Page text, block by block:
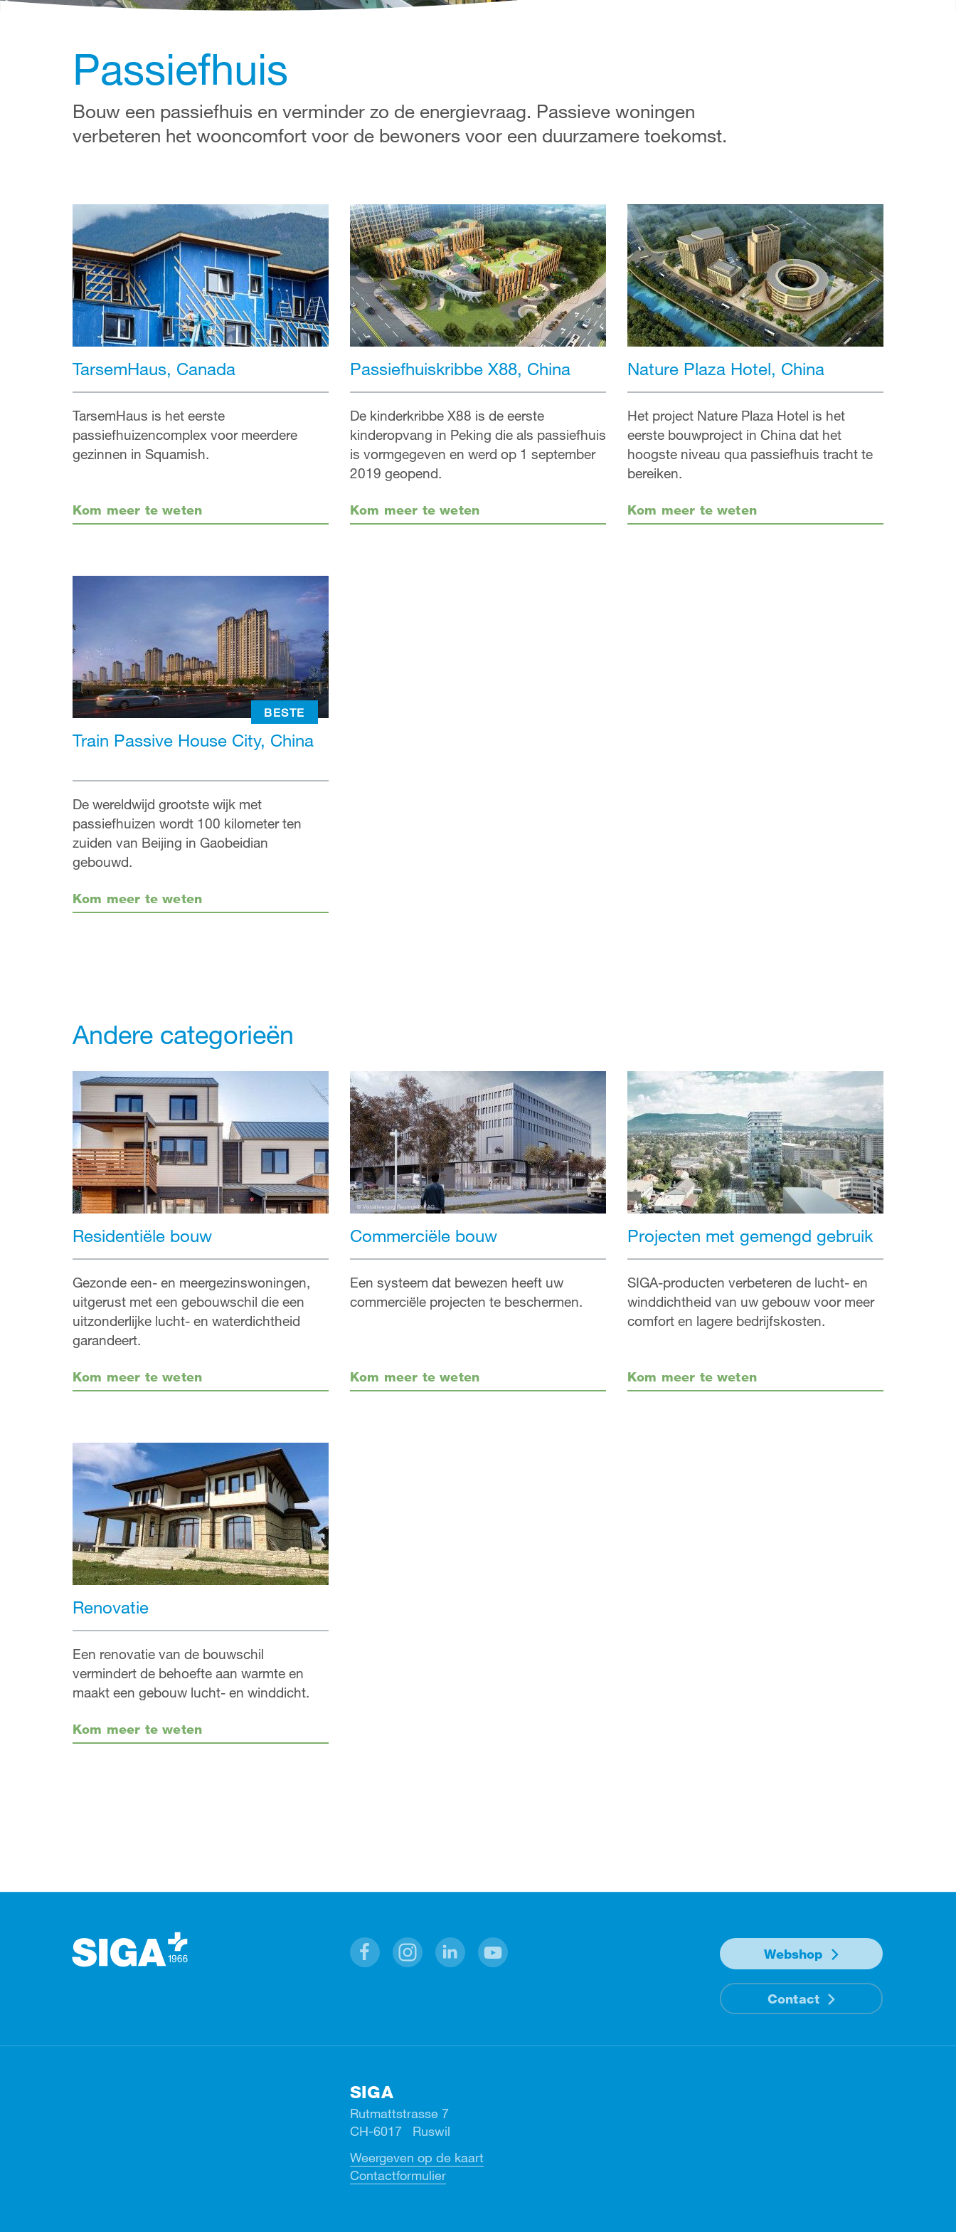
Passiefhuis
Bouw een passiefhuis en verminder zo de energievraag. Passieve woningen
verbeteren het wooncomfort voor de bewoners voor een duurzamere toekomst.
TarsemHaus, Canada
TarsemHaus is het eerste
passiefhuizencomplex voor meerdere
gezinnen in Squamish.
Kom meer te weten
Passiefhuiskribbe X88, China
De kinderkribbe X88 is de eerste
kinderopvang in Peking die als passiefhuis
is vormgegeven en werd op 1 september
2019 geopend.
Kom meer te weten
Nature Plaza Hotel, China
Het project Nature Plaza Hotel is het
eerste bouwproject in China dat het
hoogste niveau qua passiefhuis tracht te
bereiken.
Kom meer te weten
BESTE
Train Passive House City, China
De wereldwijd grootste wijk met
passiefhuizen wordt 100 kilometer ten
zuiden van Beijing in Gaobeidian
gebouwd.
Kom meer te weten
Andere categorieën
Residentiële bouw
Gezonde een- en meergezinswoningen,
uitgerust met een gebouwschil die een
uitzonderlijke lucht- en waterdichtheid
garandeert.
Kom meer te weten
Commerciële bouw
Een systeem dat bewezen heeft uw
commerciële projecten te beschermen.
Kom meer te weten
Projecten met gemengd gebruik
SIGA-producten verbeteren de lucht- en
winddichtheid van uw gebouw voor meer
comfort en lagere bedrijfskosten.
Kom meer te weten
Renovatie
Een renovatie van de bouwschil
vermindert de behoefte aan warmte en
maakt een gebouw lucht- en winddicht.
Kom meer te weten
Webshop
Contact
SIGA
Rutmattstrasse 7
CH-6017 Ruswil
Weergeven op de kaart
Contactformulier